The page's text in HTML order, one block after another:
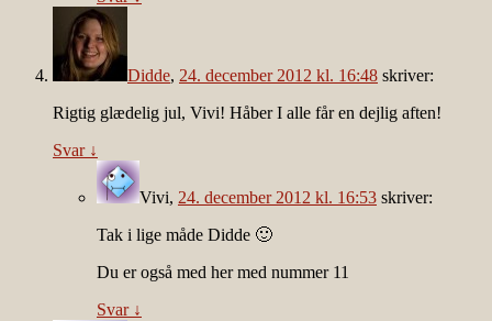
Didde, 24. december 2012 kl. 16:48 skriver:
Rigtig glædelig jul, Vivi! Håber I alle får en dejlig aften!
Svar ↓
Vivi, 24. december 2012 kl. 16:53 skriver:
Tak i lige måde Didde 🙂
Du er også med her med nummer 11
Svar ↓